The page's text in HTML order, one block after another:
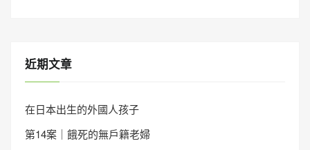
近期文章
在日本出生的外國人孩子
第14案｜餓死的無戶籍老婦